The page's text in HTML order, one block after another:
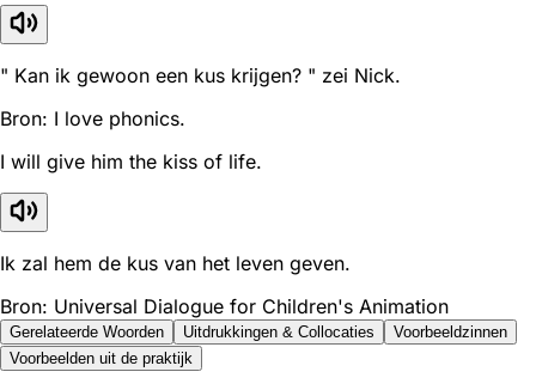
" Kan ik gewoon een kus krijgen? " zei Nick.
Bron: I love phonics.
I will give him the kiss of life.
Ik zal hem de kus van het leven geven.
Bron: Universal Dialogue for Children's Animation
Gerelateerde Woorden Uitdrukkingen & Collocaties
Voorbeeldzinnen
Voorbeelden uit de praktijk